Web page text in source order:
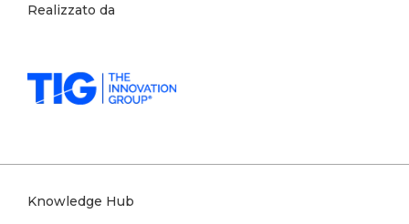
Realizzato da
Knowledge Hub